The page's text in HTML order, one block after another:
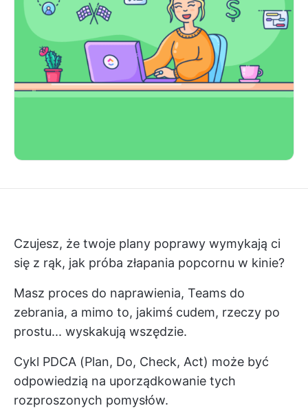
Czujesz, że twoje plany poprawy wymykają ci
się z rąk, jak próba złapania popcornu w kinie?
Masz proces do naprawienia, Teams do
zebrania, a mimo to, jakimś cudem, rzeczy po
prostu... wyskakują wszędzie.
Cykl PDCA (Plan, Do, Check, Act) może być
odpowiedzią na uporządkowanie tych
rozproszonych pomysłów.